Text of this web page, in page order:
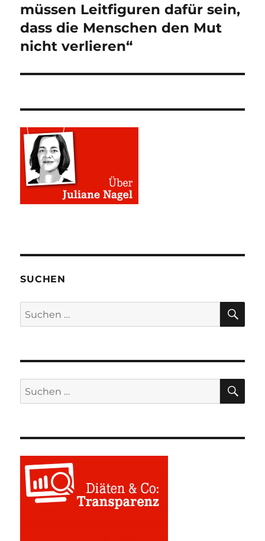
Beitrag:
müssen Leitfiguren dafür sein,
dass die Menschen den Mut
nicht verlieren“
SUCHEN
Suchen
nach:
Suchen
nach: